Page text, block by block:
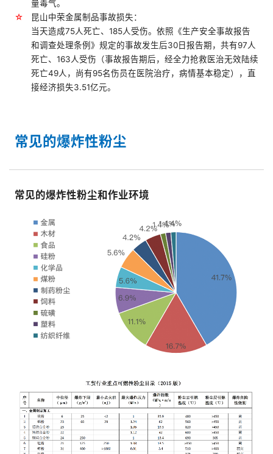
量毒气。
☆
昆山中荣金属制品事故损失：
当天造成75人死亡、185人受伤。依照《生产安全事故报告
和调查处理条例》规定的事故发生后30日报告期，共有97人
死亡、163人受伤（事故报告期后，经全力抢救医治无效陆续
死亡49人，尚有95名伤员在医院治疗，病情基本稳定），直
接经济损失3.51亿元。
常见的爆炸性粉尘
常见的爆炸性粉尘和作业环境